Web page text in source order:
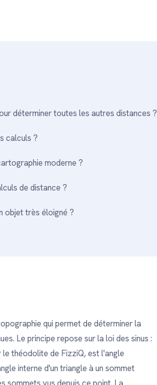
déterminer toutes les autres distances ?
calculs ?
moderne ?
de distance ?
objet très éloigné ?
qui permet de déterminer la
Le principe repose sur la loi des sinus :
le théodolite de FizziQ, est l'angle
interne d'un triangle à un sommet